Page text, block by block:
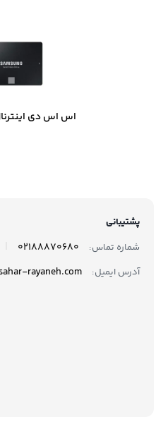
اس اس دی
پشتیبانی
شماره تماس:
02188870680
آدرس ایمیل: rayaneh.com